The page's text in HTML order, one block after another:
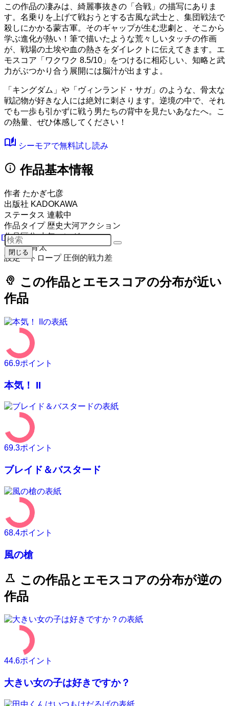
この作品の凄みは、綺麗事抜きの「合戦」の描写にありま
す。名乗りを上げて戦おうとする古風な武士と、集団戦法で
殺しにかかる蒙古軍。そのギャップが生む悲劇と、そこから
学ぶ進化が熱い！筆で描いたような荒々しいタッチの作画
が、戦場の土埃や血の熱さをダイレクトに伝えてきます。 エ
モスコア「ワクワク 8.5/10」
をつけるに相応しい、知略と武
力がぶつかり合う展開には脳汁が出ますよ。
「キングダム」や「ヴィンランド・サガ」のような、骨太な
戦記物が好きな人には絶対に刺さります。逆境の中で、それ
でも一歩も引かずに戦う男たちの背中を見たいあなたへ。こ
の熱量、ぜひ体感してください！
auto_stories シーモアで無料試し読み
info 作品基本情報
作者 たかぎ七彦
出版社 KADOKAWA
ステータス 連載中
作品タイプ 歴史大河アクション
作品区分 少年マンガ
ムード 骨太
設定・トロープ 圧倒的戦力差
psychology この作品とエモスコアの分布が近い
作品
66.9ポイント
本気！ II
69.3ポイント
ブレイド＆バスタード
68.4ポイント
風の槍
science この作品とエモスコアの分布が逆の
作品
44.6ポイント
大きい女の子は好きですか？
閉じる